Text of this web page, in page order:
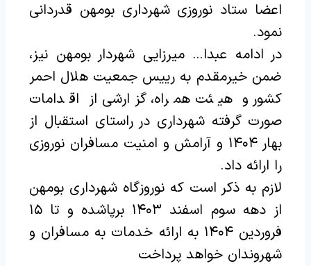
اعضا ستاد نوروزی شهرداری بومهن قدردانی
نمود.
در ادامه عبدا… میرزایی شهردار بومهن نیز،
ضمن خیرمقدم به رییس جمعیت هلال احمر
کشور و هیئت همراه، گزارشی از اقدامات
صورت گرفته شهرداری در راستای استقبال از
بهار ۱۴۰۴ و آرامش و امنیت مسافران نوروزی
را ارائه داد.
لازم به ذکر است که نوروزگاه شهرداری بومهن
از دهه سوم اسفند ۱۴۰۳ برپاشده و تا ۱۵
فروردین ۱۴۰۴ به ارائه خدمات به مسافران و
شهروندان خواهد پرداخت